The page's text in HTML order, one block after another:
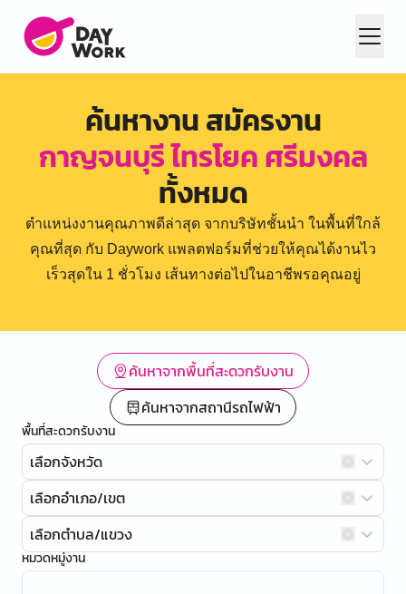
ค้นหางาน สมัครงาน
กาญจนบุรี ไทรโยค ศรีมงคล
ทั้งหมด
ตำแหน่งงานคุณภาพดีล่าสุด จากบริษัทชั้นนำ ในพื้นที่ใกล้
คุณที่สุด กับ Daywork แพลตฟอร์มที่ช่วยให้คุณได้งานไว
เร็วสุดใน 1 ชั่วโมง เส้นทางต่อไปในอาชีพรอคุณอยู่
ค้นหาจากพื้นที่สะดวกรับงาน
ค้นหาจากสถานีรถไฟฟ้า
พื้นที่สะดวกรับงาน
เลือกจังหวัด
เลือกอำเภอ/เขต
เลือกตำบล/แขวง
หมวดหมู่งาน